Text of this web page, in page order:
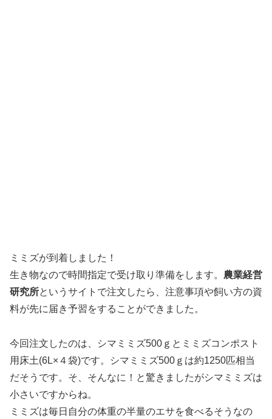
ミミズが到着しました！
生き物なので時間指定で受け取り準備をします。 農業経営
研究所というサイトで注文したら、注意事項や飼い方の資
料が先に届き予習をすることができました。
今回注文したのは、シマミミズ500ｇとミミズコンポスト
用床土(6L×４袋)です。シマミミズ500ｇは約1250匹相当
だそうです。そ、そんなに！と驚きましたがシマミミズは
小さいですからね。
ミミズは毎日自分の体重の半量のエサを食べるそうなの